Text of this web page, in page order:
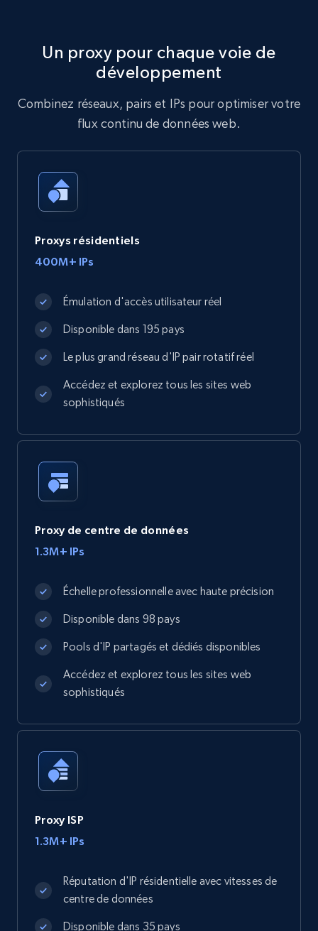
Un proxy pour chaque voie de
développement
Combinez réseaux, pairs et IPs pour optimiser votre
flux continu de données web.
Proxys résidentiels
400M+ IPs
Émulation d'accès utilisateur réel
Disponible dans 195 pays
Le plus grand réseau d'IP pair rotatif réel
Accédez et explorez tous les sites web
sophistiqués
Proxy de centre de données
1.3M+ IPs
Échelle professionnelle avec haute précision
Disponible dans 98 pays
Pools d'IP partagés et dédiés disponibles
Accédez et explorez tous les sites web
sophistiqués
Proxy ISP
1.3M+ IPs
Réputation d'IP résidentielle avec vitesses de
centre de données
Disponible dans 35 pays